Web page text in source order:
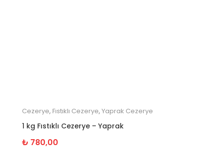
Cezerye, Fıstıklı Cezerye, Yaprak Cezerye
1 kg Fıstıklı Cezerye – Yaprak
₺ 780,00